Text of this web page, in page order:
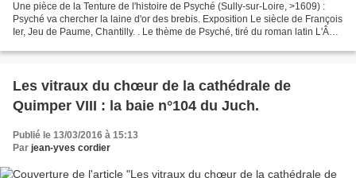
Une pièce de la Tenture de l'histoire de Psyché (Sully-sur-Loire, >1609) :
Psyché va chercher la laine d'or des brebis. Exposition Le siècle de François
Ier, Jeu de Paume, Chantilly. . Le thème de Psyché, tiré du roman latin L'Âne
Les vitraux du chœur de la cathédrale de
Quimper VIII : la baie n°104 du Juch.
Publié le 13/03/2016 à 15:13
Par jean-yves cordier